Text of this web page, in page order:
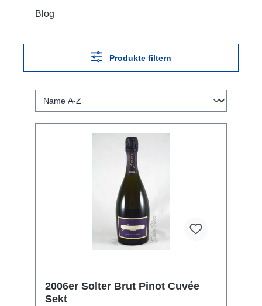
Blog
Produkte filtern
2006er Solter Brut Pinot Cuvée
Sekt